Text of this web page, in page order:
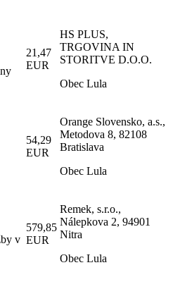
21,47
EUR
HS PLUS,
TRGOVINA IN
STORITVE D.O.O.
Obec Lula
54,29
EUR
Orange Slovensko, a.s.,
Metodova 8, 82108
Bratislava
Obec Lula
v
579,85
EUR
Remek, s.r.o.,
Nálepkova 2, 94901
Nitra
Obec Lula